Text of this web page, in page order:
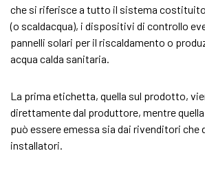
che si riferisce a tutto il sistema costituito
(o scaldacqua), i dispositivi di controllo
pannelli solari per il riscaldamento o
acqua calda sanitaria.
La prima etichetta, quella sul prodotto,
direttamente dal produttore, mentre
può essere emessa sia dai rivenditori che
installatori.